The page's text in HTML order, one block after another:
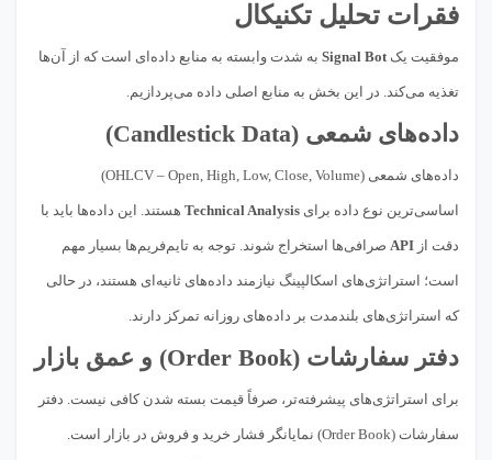
فقرات تحلیل تکنیکال
موفقیت یکSignal Bot به شدت وابسته به منابع داده‌ای است که از آن‌ها
تغذیه می‌کند. در این بخش به منابع اصلی داده می‌پردازیم.
داده‌های شمعی (Candlestick Data)
داده‌های شمعی (OHLCV – Open, High, Low, Close, Volume)
اساسی‌ترین نوع داده برای Technical Analysis هستند. این داده‌ها باید با
دقت از API صرافی‌ها استخراج شوند. توجه به تایم‌فریم‌ها بسیار مهم
است؛ استراتژی‌های اسکالپینگ نیازمند داده‌های ثانیه‌ای هستند، در حالی
که استراتژی‌های بلندمدت بر داده‌های روزانه تمرکز دارند.
دفتر سفارشات (Order Book) و عمق بازار
برای استراتژی‌های پیشرفته‌تر، صرفاً قیمت بسته شدن کافی نیست. دفتر
سفارشات (Order Book) نمایانگر فشار خرید و فروش در بازار است.